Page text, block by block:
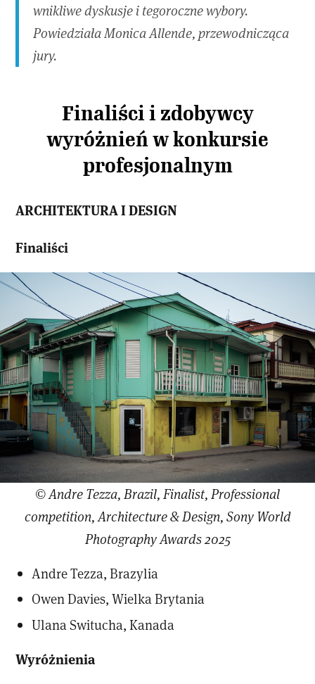
wnikliwe dyskusje i tegoroczne wybory.
Powiedziała Monica Allende, przewodnicząca
jury.
Finaliści i zdobywcy
wyróżnień w konkursie
profesjonalnym
ARCHITEKTURA I DESIGN
Finaliści
© Andre Tezza, Brazil, Finalist, Professional
competition, Architecture & Design, Sony World
Photography Awards 2025
Andre Tezza, Brazylia
Owen Davies, Wielka Brytania
Ulana Switucha, Kanada
Wyróżnienia